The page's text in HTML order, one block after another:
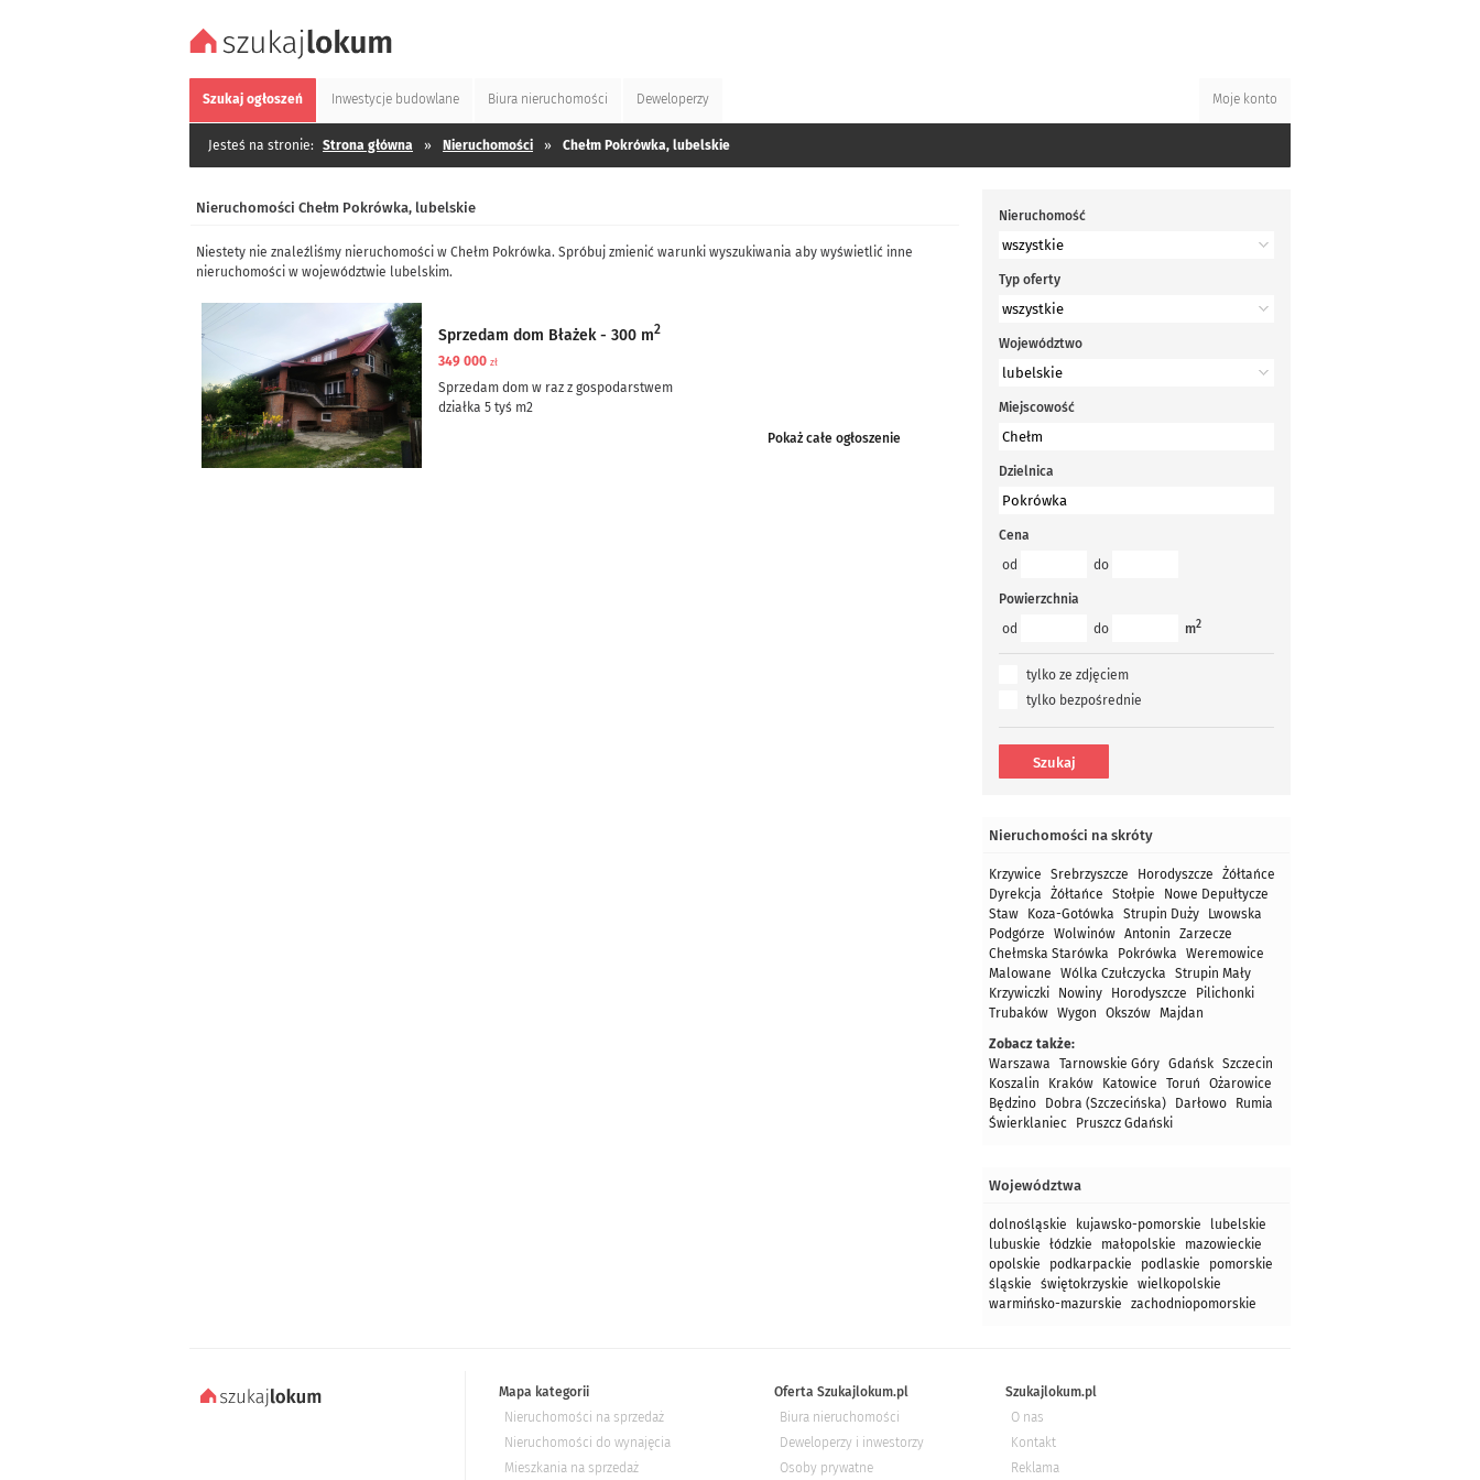
Szukaj ogłoszeń Inwestycje budowlane Biura nieruchomości Deweloperzy Moje konto
Jesteś na stronie: Strona główna » Nieruchomości » Chełm Pokrówka, lubelskie
Nieruchomości Chełm Pokrówka, lubelskie
Niestety nie znaleźliśmy nieruchomości w Chełm Pokrówka. Spróbuj zmienić warunki wyszukiwania aby wyświetlić inne
nieruchomości w województwie lubelskim.
Sprzedam dom Błażek - 300 m2
349 000 zł
Sprzedam dom w raz z gospodarstwem
działka 5 tyś m2
Pokaż całe ogłoszenie
Nieruchomość
Typ oferty
Województwo
Miejscowość
Dzielnica
Cena
od
do
Powierzchnia
od
do m2
tylko ze zdjęciem
tylko bezpośrednie
Nieruchomości na skróty
Krzywice Srebrzyszcze Horodyszcze
Żółtańce
Dyrekcja
Żółtańce Stołpie
Nowe Depułtycze
Staw
Koza-Gotówka Strupin Duży
Lwowska
Podgórze
Wolwinów Antonin
Zarzecze
Chełmska Starówka
Pokrówka
Weremowice
Malowane
Wólka Czułczycka
Strupin Mały
Krzywiczki
Nowiny Horodyszcze
Pilichonki
Trubaków Wygon Okszów Majdan
Zobacz także:
Warszawa
Tarnowskie Góry Gdańsk Szczecin
Koszalin
Kraków Katowice Toruń
Ożarowice
Będzino
Dobra (Szczecińska) Darłowo
Rumia
Świerklaniec
Pruszcz Gdański
Województwa
dolnośląskie kujawsko-pomorskie
lubelskie
lubuskie
łódzkie małopolskie
mazowieckie
opolskie
podkarpackie podlaskie
pomorskie
śląskie
świętokrzyskie
wielkopolskie
warmińsko-mazurskie
zachodniopomorskie
Mapa kategorii
Nieruchomości na sprzedaż
Nieruchomości do wynajęcia
Mieszkania na sprzedaż
Oferta Szukajlokum.pl
Biura nieruchomości
Deweloperzy i inwestorzy
Osoby prywatne
Szukajlokum.pl
O nas
Kontakt
Reklama